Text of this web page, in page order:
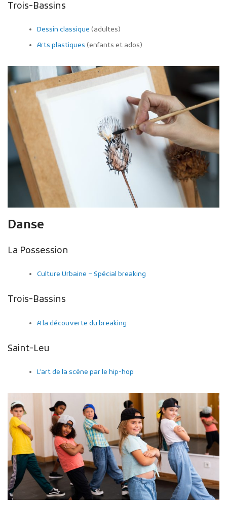
Trois-Bassins
Dessin classique (adultes)
Arts plastiques (enfants et ados)
Danse
La Possession
Culture Urbaine – Spécial breaking
Trois-Bassins
A la découverte du breaking
Saint-Leu
L’art de la scène par le hip-hop